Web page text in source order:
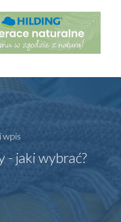
wpis
- jaki wybrać?